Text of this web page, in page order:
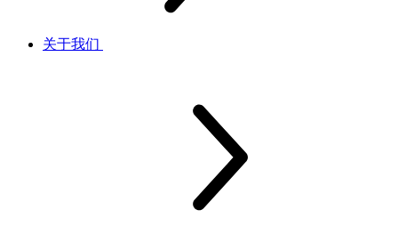
关于我们